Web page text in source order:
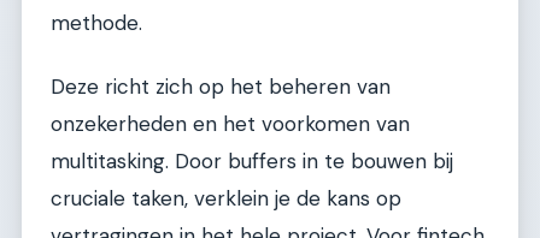
methode.
Deze richt zich op het beheren van
onzekerheden en het voorkomen van
multitasking. Door buffers in te bouwen bij
cruciale taken, verklein je de kans op